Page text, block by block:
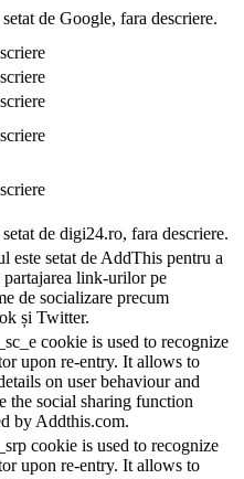
de Google, fara descriere.
de digi24.ro, fara descriere.
este setat de AddThis pentru a
partajarea link-urilor pe
de socializare precum
și Twitter.
cookie is used to recognize
upon re-entry. It allows to
on user behaviour and
the social sharing function
by Addthis.com.
cookie is used to recognize
upon re-entry. It allows to